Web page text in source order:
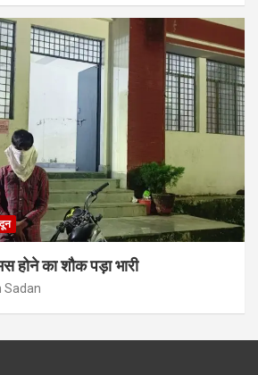
होने का शौक पड़ा भारी
Sadan